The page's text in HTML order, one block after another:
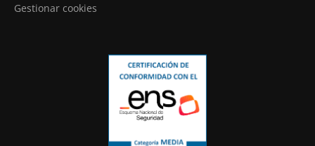
Gestionar cookies